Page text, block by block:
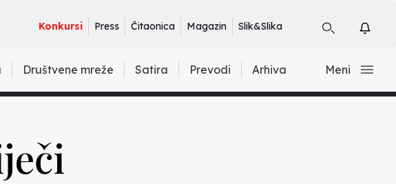
Konkursi Press Čitaonica Magazin Slik&Slika
Društvene mreže Satira Prevodi Arhiva Meni